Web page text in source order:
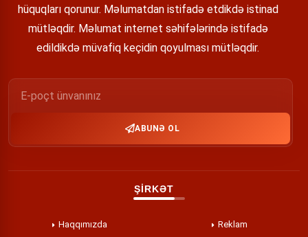
hüquqları qorunur. Məlumatdan istifadə etdikdə istinad
mütləqdir. Məlumat internet səhifələrində istifadə
edildikdə müvafiq keçidin qoyulması mütləqdir.
ABUNƏ OL
ŞİRKƏT
Haqqımızda Reklam